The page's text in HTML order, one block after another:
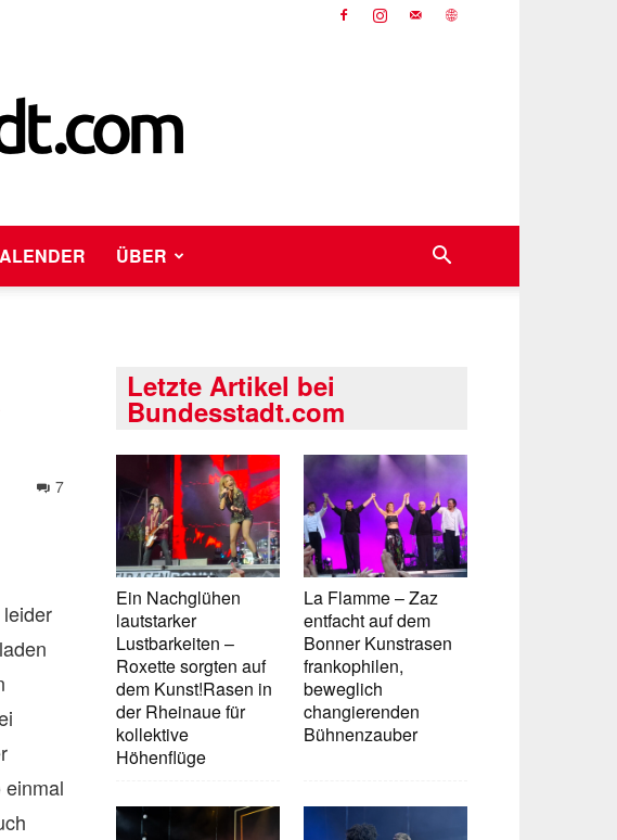
ÜBER
7
leider
Letzte Artikel bei
Bundesstadt.com
Ein Nachglühen
lautstarker
Lustbarkeiten –
Roxette sorgten auf
dem Kunst!Rasen in
der Rheinaue für
kollektive
Höhenflüge
La Flamme – Zaz
entfacht auf dem
Bonner Kunstrasen
frankophilen,
beweglich
changierenden
Bühnenzauber